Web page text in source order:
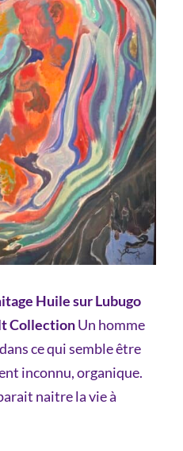
Huile sur Lubugo
CollectionUn homme
ce qui semble être
inconnu, organique.
naitre la vie à